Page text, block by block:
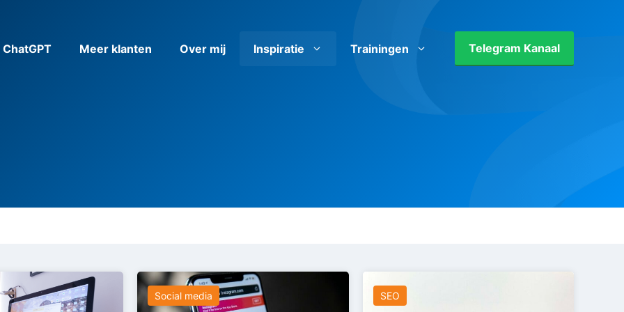
Meer klanten Over mij Inspiratie Trainingen Telegram Kanaal
Social media SEO